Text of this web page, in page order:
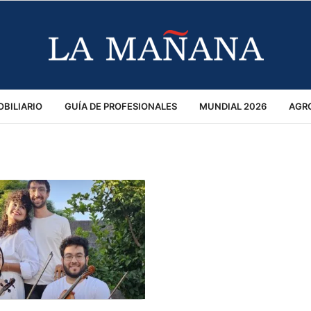
GUÍA DE PROFESIONALES MUNDIAL 2026